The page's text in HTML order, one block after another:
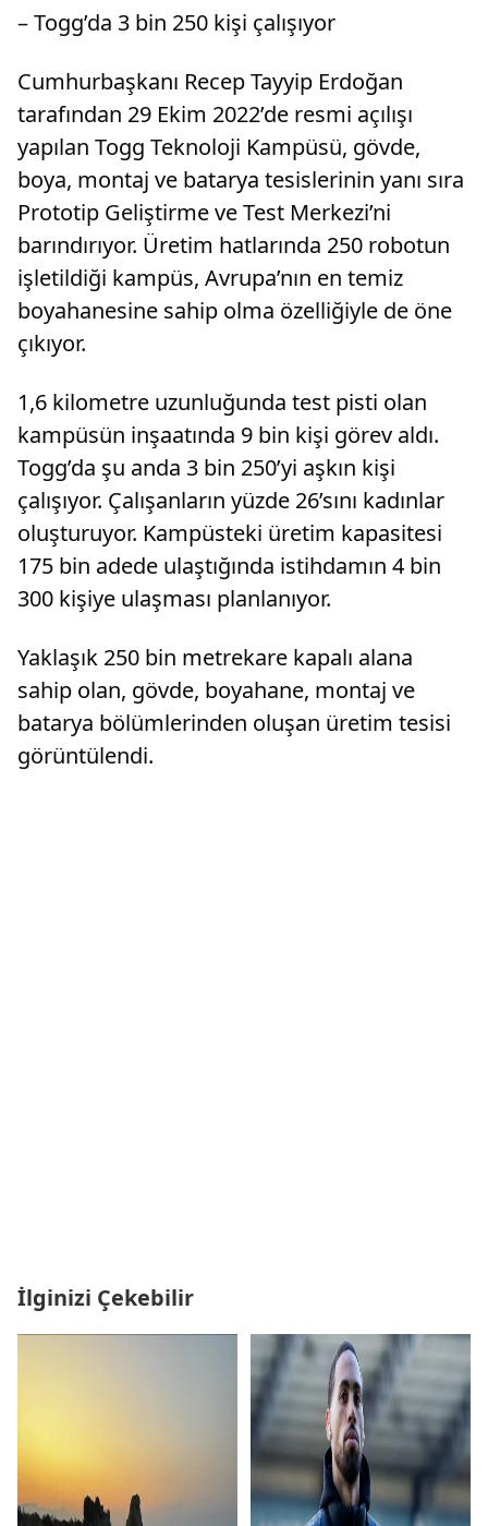
– Togg’da 3 bin 250 kişi çalışıyor
Cumhurbaşkanı Recep Tayyip Erdoğan
tarafından 29 Ekim 2022’de resmi açılışı
yapılan Togg Teknoloji Kampüsü, gövde,
boya, montaj ve batarya tesislerinin yanı sıra
Prototip Geliştirme ve Test Merkezi’ni
barındırıyor. Üretim hatlarında 250 robotun
işletildiği kampüs, Avrupa’nın en temiz
boyahanesine sahip olma özelliğiyle de öne
çıkıyor.
1,6 kilometre uzunluğunda test pisti olan
kampüsün inşaatında 9 bin kişi görev aldı.
Togg’da şu anda 3 bin 250’yi aşkın kişi
çalışıyor. Çalışanların yüzde 26’sını kadınlar
oluşturuyor. Kampüsteki üretim kapasitesi
175 bin adede ulaştığında istihdamın 4 bin
300 kişiye ulaşması planlanıyor.
Yaklaşık 250 bin metrekare kapalı alana
sahip olan, gövde, boyahane, montaj ve
batarya bölümlerinden oluşan üretim tesisi
görüntülendi.
İlginizi Çekebilir